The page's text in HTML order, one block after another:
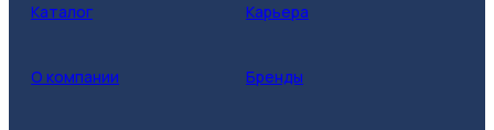
Каталог Карьера
О компании Бренды